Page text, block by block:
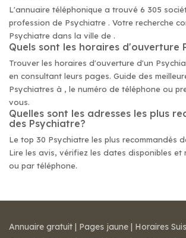
L'annuaire téléphonique a trouvé 6 305
profession de Psychiatre . Votre recherche
Psychiatre dans la ville de .
Quels sont les horaires d'ouverture
Trouver les horaires d'ouverture d'un
en consultant leurs pages. Guide des
Psychiatres à , le numéro de téléphone ou
vous.
Quelles sont les adresses les plus
des Psychiatre?
Le top 30 Psychiatre les plus recommandés
Lire les avis, vérifiez les dates disponibles et
ou par téléphone.
Annuaire gratuit | Pages jaune | Horaires